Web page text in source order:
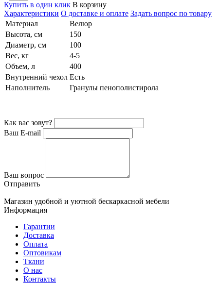
Купить в один клик В корзину
Характеристики О доставке и оплате Задать вопрос по товару
Материал
Велюр
Высота, см
150
Диаметр, см
100
Вес, кг
4-5
Объем, л
400
Внутренний чехол Есть
Наполнитель
Гранулы пенополистирола
Как вас зовут?
Ваш E-mail
Ваш вопрос
Отправить
Магазин удобной и уютной бескаркасной мебели
Информация
Гарантии
Доставка
Оплата
Оптовикам
Ткани
О нас
Контакты